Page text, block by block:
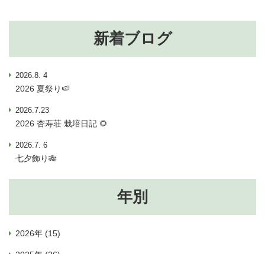
新着ブログ
2026.8. 4
2026 夏祭り🍉
2026.7.23
2026 杏寿荘 栽培日記 🌻
2026.7. 6
七夕飾り🎋
年別
2026年 (15)